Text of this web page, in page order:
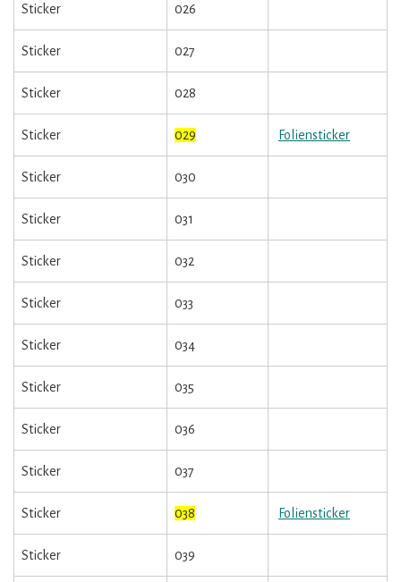
Sticker 026
Sticker 027
Sticker 028
Sticker 029 Foliensticker
Sticker 030
Sticker 031
Sticker 032
Sticker 033
Sticker 034
Sticker 035
Sticker 036
Sticker 037
Sticker 038 Foliensticker
Sticker 039